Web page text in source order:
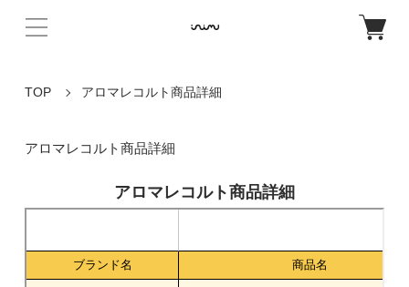
TOP アロマレコルト商品詳細
アロマレコルト商品詳細
アロマレコルト商品詳細